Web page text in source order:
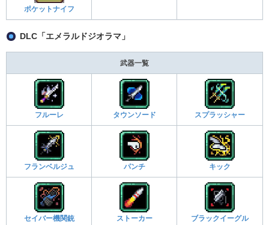
ポケットナイフ
DLC「エメラルドジオラマ」
武器一覧
フルーレ タウンソード スプラッシャー
フランベルジュ パンチ キック
セイバー機関銃 ストーカー ブラックイーグル